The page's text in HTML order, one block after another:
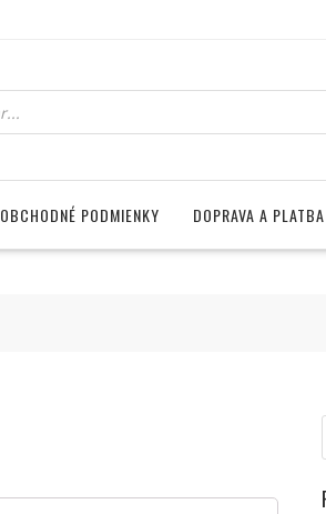
OBCHODNÉ PODMIENKY DOPRAVA A PLATBA